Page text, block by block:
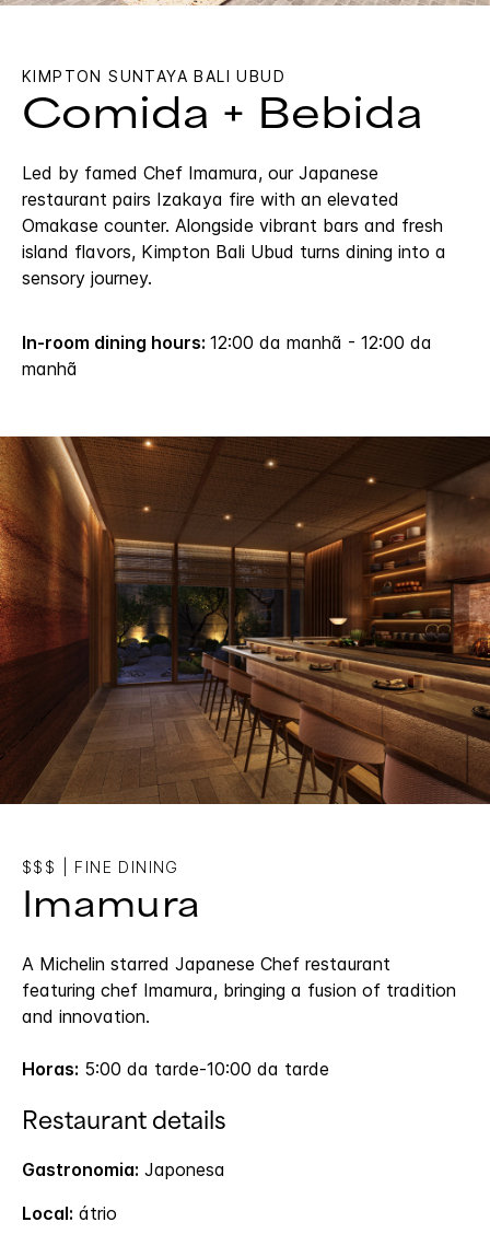
KIMPTON SUNTAYA BALI UBUD
Comida + Bebida
Led by famed Chef Imamura, our Japanese
restaurant pairs Izakaya fire with an elevated
Omakase counter. Alongside vibrant bars and fresh
island flavors, Kimpton Bali Ubud turns dining into a
sensory journey.
In-room dining hours: 12:00 da manhã - 12:00 da
manhã
$$$ FINE DINING
Imamura
A Michelin starred Japanese Chef restaurant
featuring chef Imamura, bringing a fusion of tradition
and innovation.
Horas: 5:00 da tarde-10:00 da tarde
Restaurant details
Gastronomia: Japonesa
Local: átrio